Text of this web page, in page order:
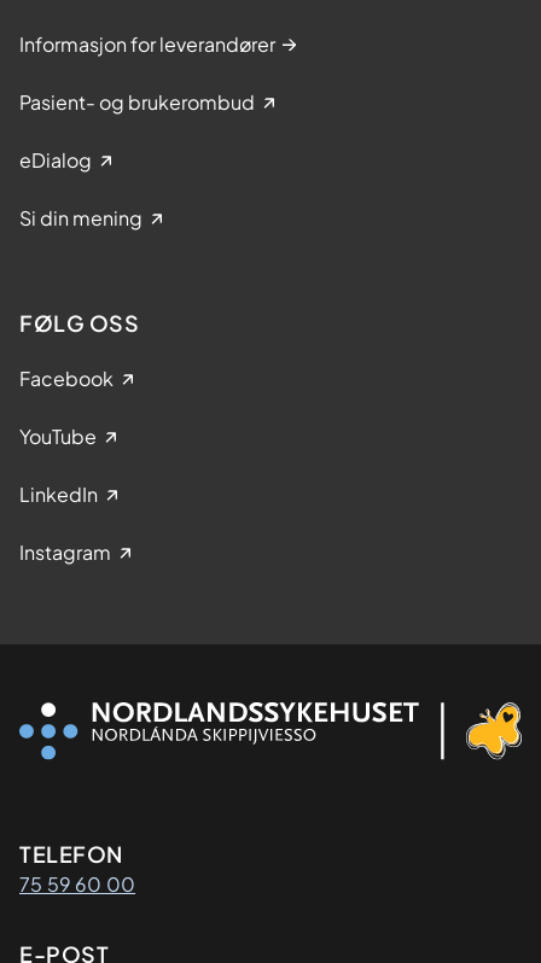
Informasjon for leverandører
Pasient- og brukerombud
eDialog
Si din mening
FØLG OSS
Facebook
YouTube
LinkedIn
Instagram
Kontaktinformasjon
TELEFON
75 59 60 00
E-POST